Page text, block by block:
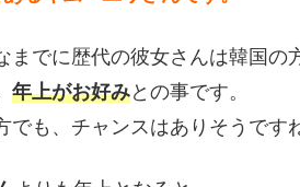
までに歴代の彼女さんは韓国の
年上がお好みとの事です。
も、チャンスはありそうです